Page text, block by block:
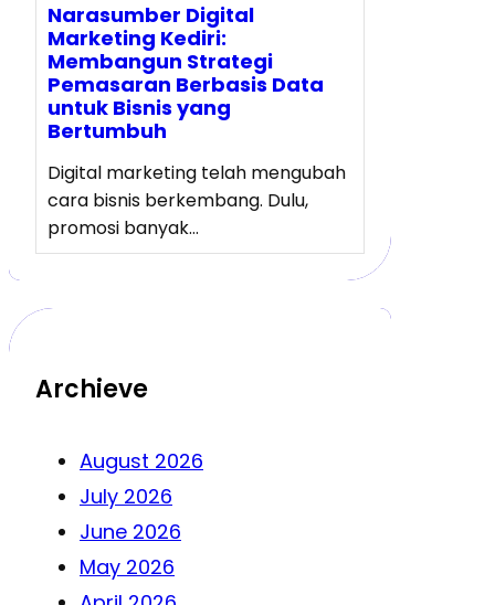
Narasumber Digital
Marketing Kediri:
Membangun Strategi
Pemasaran Berbasis Data
untuk Bisnis yang
Bertumbuh
Digital marketing telah mengubah
cara bisnis berkembang. Dulu,
promosi banyak…
Archieve
August 2026
July 2026
June 2026
May 2026